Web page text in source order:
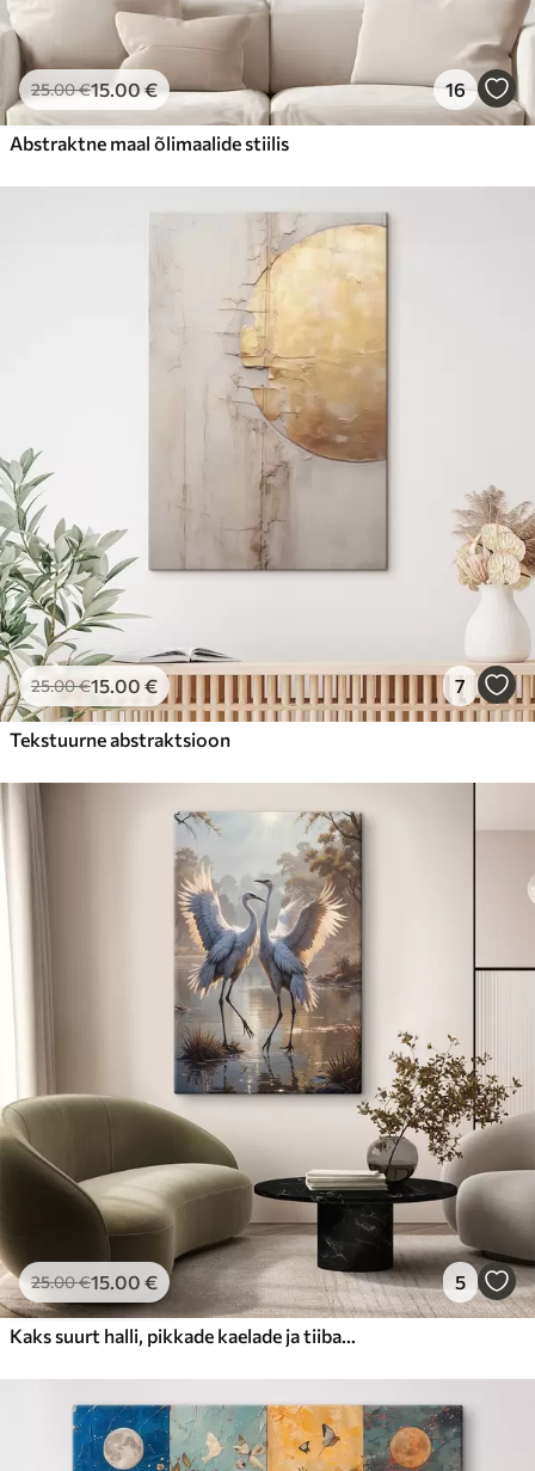
25.00€15.00€ 16
Abstraktne maal õlimaalide stiilis
25.00€15.00 € 7
Tekstuurne abstraktsioon
25.00€15.00 € 5
Kaks suurt halli, pikkade kaelade ja tiibadega kraanat, mis seisavad puudest ümbritsetud udujärves